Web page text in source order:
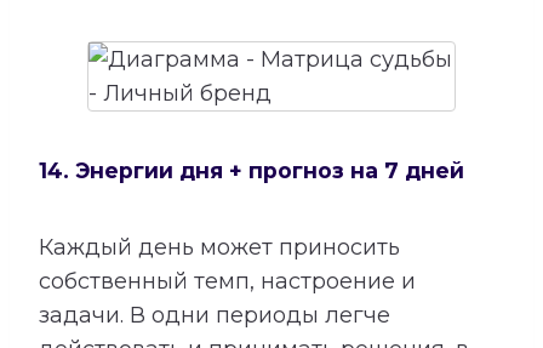
14. Энергии дня + прогноз на 7 дней
Каждый день может приносить
собственный темп, настроение и
задачи. В одни периоды легче